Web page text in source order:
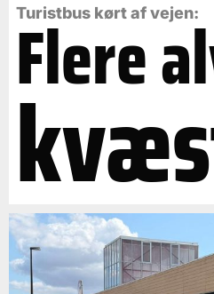
Turistbus kørt af vejen:
Flere